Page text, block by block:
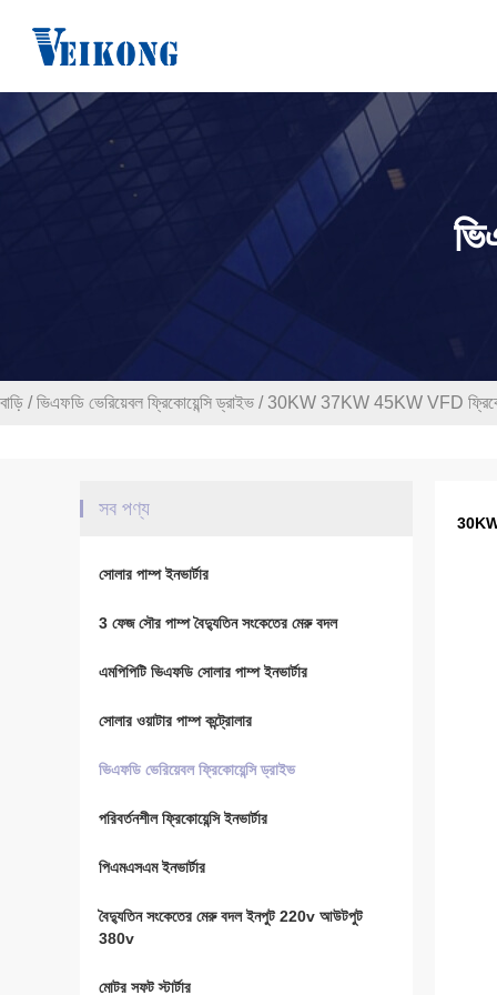
বাড়ি / ভিএফডি ভেরিয়েবল ফ্রিকোয়েন্সি ড্রাইভ / 30KW 37KW 45KW VFD
সব পণ্য
সোলার পাম্প ইনভার্টার
3 ফেজ সৌর পাম্প বৈদ্যুতিন সংকেতের মেরু বদল
এমপিপিটি ভিএফডি সোলার পাম্প ইনভার্টার
সোলার ওয়াটার পাম্প কন্ট্রোলার
ভিএফডি ভেরিয়েবল ফ্রিকোয়েন্সি ড্রাইভ
পরিবর্তনশীল ফ্রিকোয়েন্সি ইনভার্টার
পিএমএসএম ইনভার্টার
বৈদ্যুতিন সংকেতের মেরু বদল ইনপুট 220v আউটপুট
380v
মোটর সফট স্টার্টার
30KW